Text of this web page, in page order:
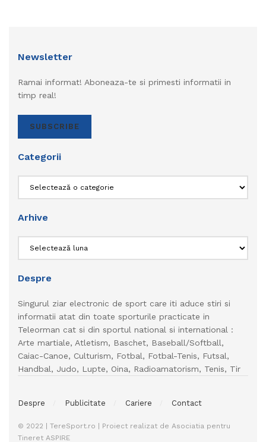
Newsletter
Ramai informat! Aboneaza-te si primesti informatii in
timp real!
SUBSCRIBE
Categorii
Arhive
Despre
Singurul ziar electronic de sport care iti aduce stiri si
informatii atat din toate sporturile practicate in
Teleorman cat si din sportul national si international :
Arte martiale, Atletism, Baschet, Baseball/Softball,
Caiac-Canoe, Culturism, Fotbal, Fotbal-Tenis, Futsal,
Handbal, Judo, Lupte, Oina, Radioamatorism, Tenis, Tir
Despre Publicitate Cariere Contact
© 2022 | TereSport.ro | Proiect realizat de Asociatia pentru
Tineret ASPIRE